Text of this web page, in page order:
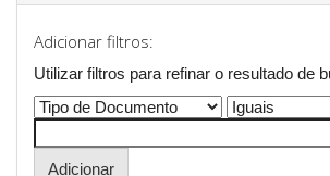
Adicionar filtros:
Utilizar filtros para refinar o resultado de